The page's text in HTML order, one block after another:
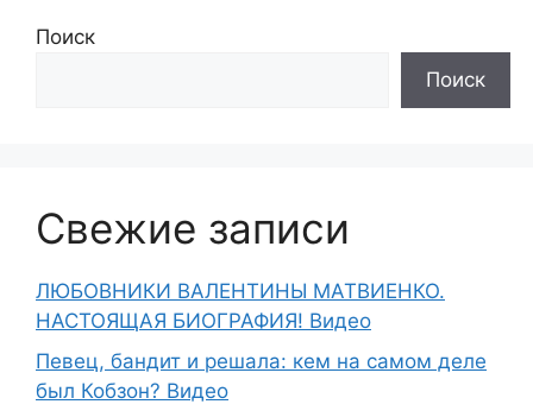
Поиск
Поиск
Свежие записи
ЛЮБОВНИКИ ВАЛЕНТИНЫ МАТВИЕНКО.
НАСТОЯЩАЯ БИОГРАФИЯ! Видео
Певец, бандит и решала: кем на самом деле
был Кобзон? Видео